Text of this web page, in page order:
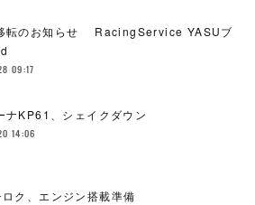
転のお知らせ RacingService YASUブ
09:17
ナKP61、シェイクダウン
14:06
ク、エンジン搭載準備